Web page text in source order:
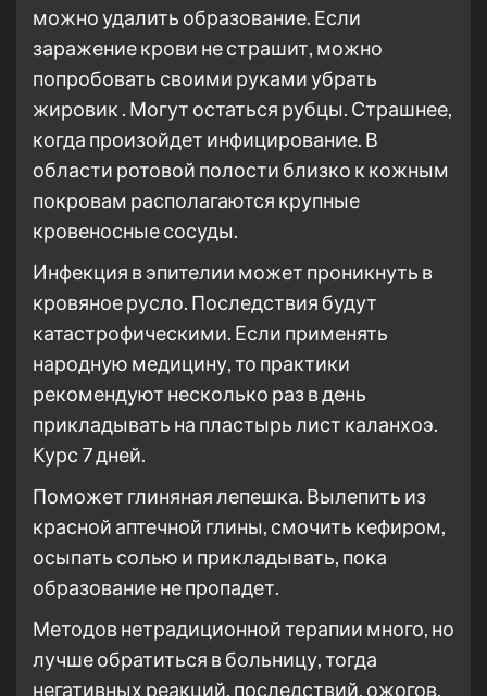
можно удалить образование. Если
заражение крови не страшит, можно
попробовать своими руками убрать
жировик . Могут остаться рубцы. Страшнее,
когда произойдет инфицирование. В
области ротовой полости близко к кожным
покровам располагаются крупные
кровеносные сосуды.
Инфекция в эпителии может проникнуть в
кровяное русло. Последствия будут
катастрофическими. Если применять
народную медицину, то практики
рекомендуют несколько раз в день
прикладывать на пластырь лист каланхоэ.
Курс 7 дней.
Поможет глиняная лепешка. Вылепить из
красной аптечной глины, смочить кефиром,
осыпать солью и прикладывать, пока
образование не пропадет.
Методов нетрадиционной терапии много, но
лучше обратиться в больницу, тогда
негативных реакций, последствий, ожогов,